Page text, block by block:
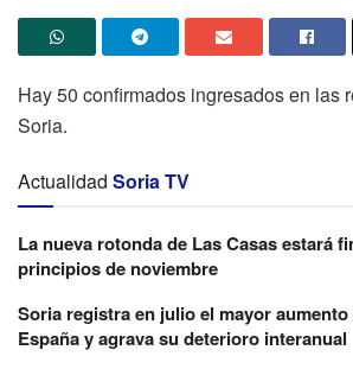
Hay 50 confirmados ingresados en las
Soria.
Actualidad Soria TV
La nueva rotonda de Las Casas estará
principios de noviembre
Soria registra en julio el mayor
España y agrava su deterioro interanual